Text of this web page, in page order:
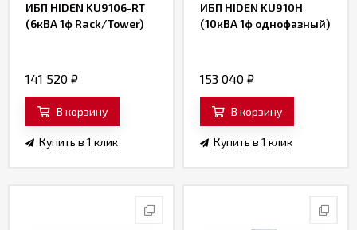
ИБП HIDEN KU9106-RT
(6кВА 1ф Rack/Tower)
141 520 ₽
В корзину
Купить в 1 клик
ИБП HIDEN KU910H
(10кВА 1ф однофазный)
153 040 ₽
В корзину
Купить в 1 клик